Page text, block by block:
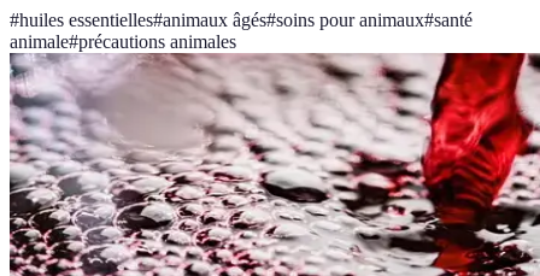
#huiles essentielles#animaux âgés#soins pour animaux#santé
animale#précautions animales